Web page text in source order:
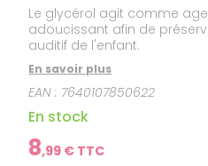
Le glycérol agit comme
adoucissant afin de
auditif de l'enfant.
En savoir plus
EAN : 7640107850622
En stock
8,99 € TTC